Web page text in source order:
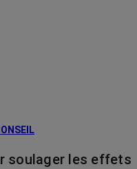
soulager les effets